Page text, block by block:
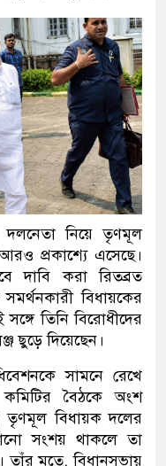
দলনেতা নিয়ে তৃণমূল
প্রকাশ্যে এসেছে।
দাবি করা রিতব্রত
বিধায়কের
তিনি বিরোধীদের
ছুড়ে দিয়েছেন।
সামনে রেখে
কমিটির বৈঠকে অংশ
তৃণমূল বিধায়ক দলের
সংশয় থাকলে তা
তাঁর মতে, বিধানসভায়